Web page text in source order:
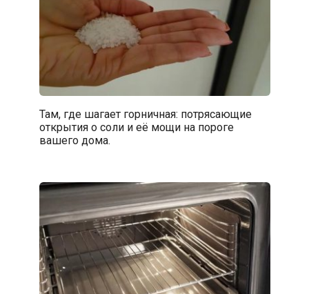
Там, где шагает горничная: потрясающие
открытия о соли и её мощи на пороге
вашего дома.